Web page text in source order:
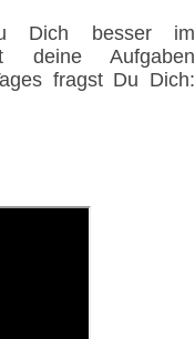
Dich besser im
deine Aufgaben
fragst Du Dich: